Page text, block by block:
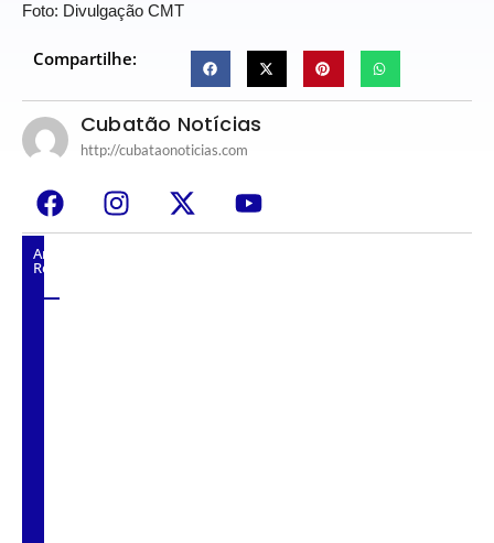
Foto: Divulgação CMT
Compartilhe:
Cubatão Notícias
http://cubataonoticias.com
Artigos
Relacionados